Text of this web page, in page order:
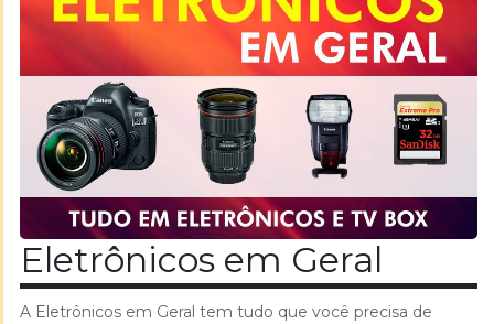
Eletrônicos em Geral
A Eletrônicos em Geral tem tudo que você precisa de